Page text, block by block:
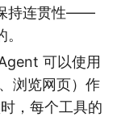
持连贯性——
可以使用
浏览网页）作
，每个工具的